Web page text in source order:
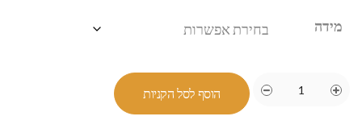
מידה
הוסף לסל הקניות